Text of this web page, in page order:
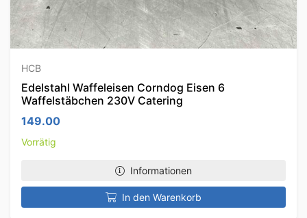
HCB
Edelstahl Waffeleisen Corndog Eisen 6
Waffelstäbchen 230V Catering
149.00
Vorrätig
Informationen
In den Warenkorb